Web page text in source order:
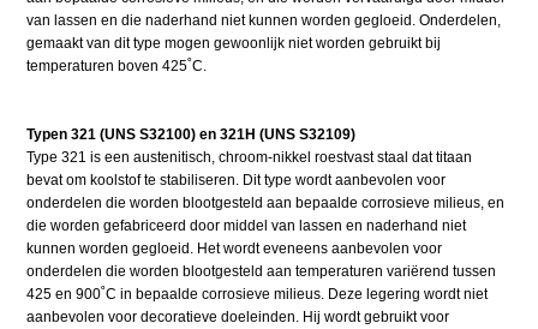
van lassen en die naderhand niet kunnen worden gegloeid. Onderdelen,
gemaakt van dit type mogen gewoonlijk niet worden gebruikt bij
temperaturen boven 425˚C.
Typen 321 (UNS S32100) en 321H (UNS S32109)
Type 321 is een austenitisch, chroom-nikkel roestvast staal dat titaan
bevat om koolstof te stabiliseren. Dit type wordt aanbevolen voor
onderdelen die worden blootgesteld aan bepaalde corrosieve milieus, en
die worden gefabriceerd door middel van lassen en naderhand niet
kunnen worden gegloeid. Het wordt eveneens aanbevolen voor
onderdelen die worden blootgesteld aan temperaturen variërend tussen
425 en 900˚C in bepaalde corrosieve milieus. Deze legering wordt niet
aanbevolen voor decoratieve doeleinden. Hij wordt gebruikt voor